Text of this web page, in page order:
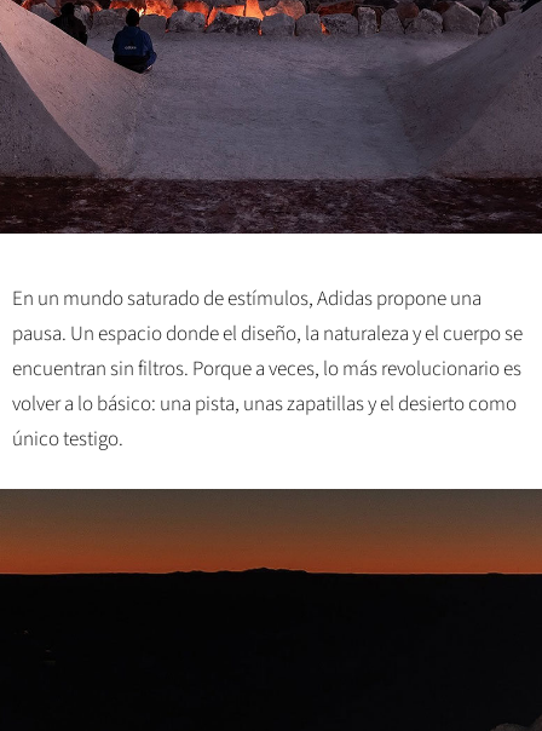
En un mundo saturado de estímulos, Adidas propone una
pausa. Un espacio donde el diseño, la naturaleza y el cuerpo se
encuentran sin filtros. Porque a veces, lo más revolucionario es
volver a lo básico: una pista, unas zapatillas y el desierto como
único testigo.